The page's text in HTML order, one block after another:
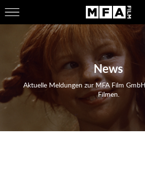
News
Aktuelle Meldungen zur MFA Film
Filmen.